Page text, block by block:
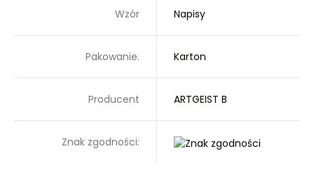
Wzór Napisy
Pakowanie. Karton
Producent ARTGEIST B
Znak zgodności: